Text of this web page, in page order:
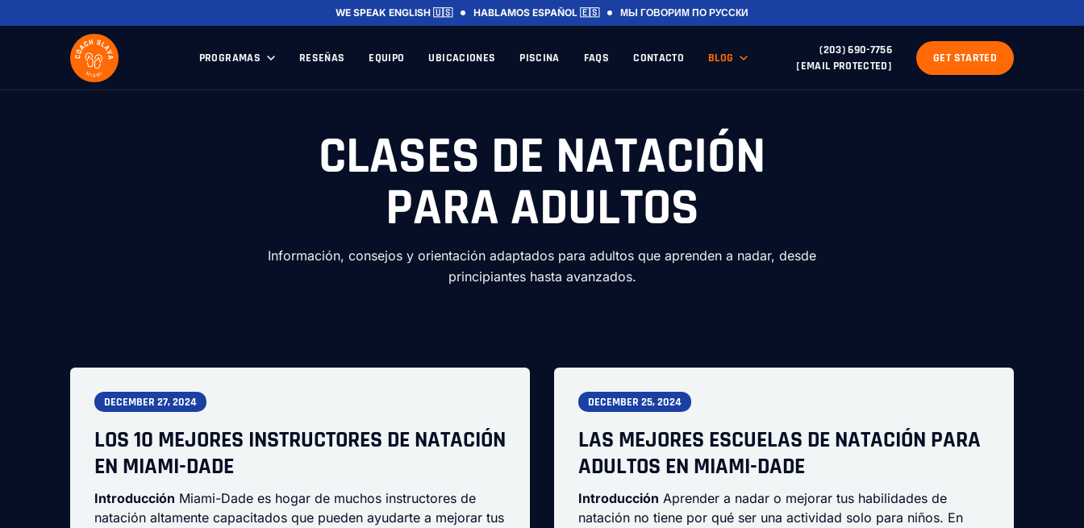
WE SPEAK ENGLISH 🇺🇸 HABLAMOS ESPAÑOL 🇪🇸 МЫ ГОВОРИМ ПО РУССКИ
PROGRAMAS RESEÑAS EQUIPO UBICACIONES PISCINA FAQS CONTACTO BLOG
(203) 690-7756
[EMAIL PROTECTED]
GET STARTED
CLASES DE NATACIÓN
PARA ADULTOS
Información, consejos y orientación adaptados para adultos que aprenden a nadar, desde
principiantes hasta avanzados.
DECEMBER 27, 2024
LOS 10 MEJORES INSTRUCTORES DE NATACIÓN
EN MIAMI-DADE
Introducción Miami-Dade es hogar de muchos instructores de
natación altamente capacitados que pueden ayudarte a mejorar tus
DECEMBER 25, 2024
LAS MEJORES ESCUELAS DE NATACIÓN PARA
ADULTOS EN MIAMI-DADE
Introducción Aprender a nadar o mejorar tus habilidades de
natación no tiene por qué ser una actividad solo para niños. En